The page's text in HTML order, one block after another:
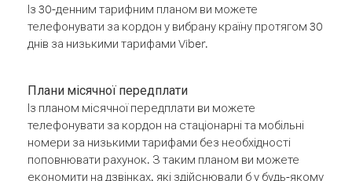
Із 30-денним тарифним планом ви можете
телефонувати за кордон у вибрану країну протягом 30
днів за низькими тарифами Viber.
Плани місячної передплати
Із планом місячної передплати ви можете
телефонувати за кордон на стаціонарні та мобільні
номери за низькими тарифами без необхідності
поповнювати рахунок. З таким планом ви можете
економити на дзвінках, які здійснювали б у будь-якому